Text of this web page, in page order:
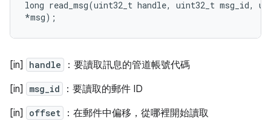
long read_msg(uint32_t handle, uint32_t msg_id,
*msg);
[in] handle
：要讀取訊息的管道帳號代碼
[in]
msg_id
：要讀取的郵件 ID
[in]
offset
：在郵件中偏移，從哪裡開始讀取